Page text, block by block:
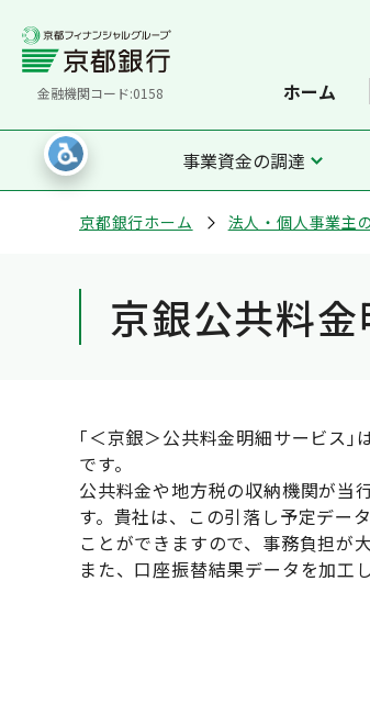
金融機関コード:0158 ホーム
事業資金の調達
京都銀行ホーム 法人・個人事業主
京銀公共料
｢＜京銀＞公共料金明細サービス
です。
公共料金や地方税の収納機関が当
す。貴社は、この引落し予定デー
ことができますので、事務負担が
また、口座振替結果データを加工